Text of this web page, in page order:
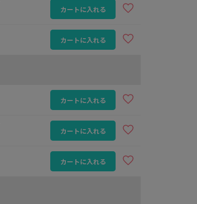
カートに入れる
カートに入れる
カートに入れる
カートに入れる
カートに入れる